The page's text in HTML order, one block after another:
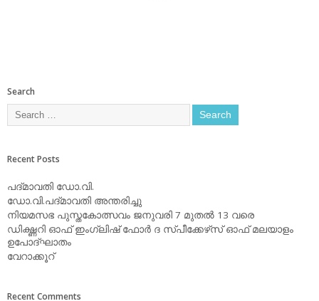
Search
Recent Posts
പദ്മാവതി ഡോ.വി.
ഡോ.വി.പദ്മാവതി അന്തരിച്ചു
നിയമസഭ പുസ്തകോത്സവം ജനുവരി 7 മുതല്‍ 13 വരെ
ഡിക്ഷ്ണറി ഓഫ് ഇംഗ്ലിഷ് ഫോര്‍ ദ സ്പീക്കേഴ്‌സ് ഓഫ് മലയാളം
ഉപോദ്ഘാതം
വേറാക്കൂറ്
Recent Comments